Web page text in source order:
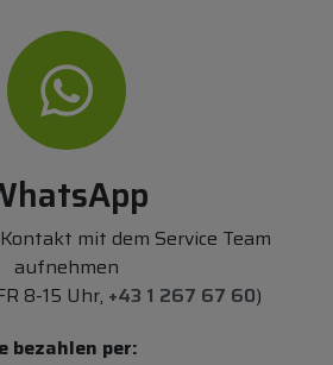
mit dem Service Team
aufnehmen
8-15 Uhr, +43 1 267 67 60)
bezahlen per: